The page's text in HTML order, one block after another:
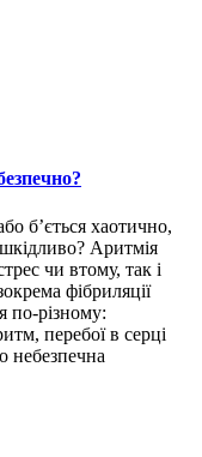
б’ється хаотично,
Аритмія
чи втому, так і
фібриляції
по-різному:
перебої в серці
небезпечна